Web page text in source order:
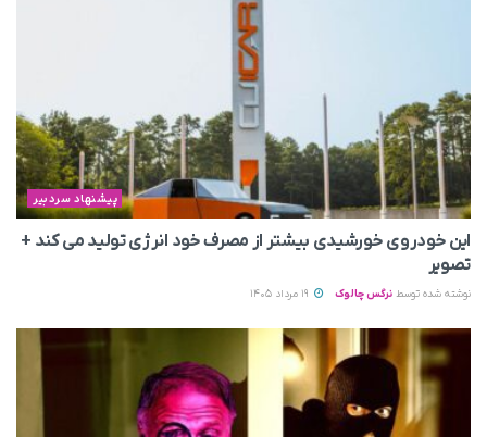
پیشنهاد سردبیر
این خودروی خورشیدی بیشتر از مصرف خود انرژی تولید می‌ کند +
تصویر
نوشته شده توسط نرگس چالوک